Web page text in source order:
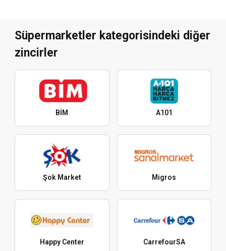
Süpermarketler kategorisindeki diğer
zincirler
BİM A101
Şok Market Migros
Happy Center CarrefourSA